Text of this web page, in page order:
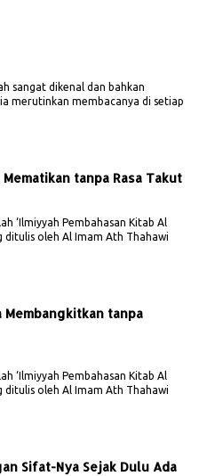
sangat dikenal dan bahkan
merutinkan membacanya di setiap
Mematikan tanpa Rasa Takut
‘Ilmiyyah Pembahasan Kitab Al
ditulis oleh Al Imam Ath Thahawi
Membangkitkan tanpa
‘Ilmiyyah Pembahasan Kitab Al
ditulis oleh Al Imam Ath Thahawi
Sifat-Nya Sejak Dulu Ada